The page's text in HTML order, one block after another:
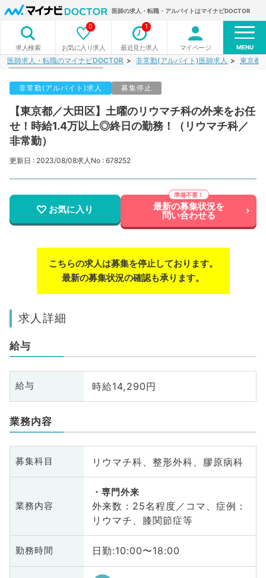
医師の求人・転職・アルバイトはマイナビDOCTOR
求人検索 お気に入り求人
0
最近見た求人
1
マイページ MENU
医師求人・転職のマイナビDOCTOR 非常勤(アルバイト)医師求人 東京都
非常勤(アルバイト)求人 募集停止
【東京都／大田区】土曜のリウマチ科の外来をお任
せ！時給1.4万以上◎終日の勤務！（リウマチ科／
非常勤）
更新日 : 2023/08/08求人No : 678252
お気に入り 最新の募集状況を
問い合わせる
こちらの求人は募集を停止しております。
最新の募集状況の確認も承ります。
求人詳細
給与
給与 時給14,290円
業務内容
募集科目 リウマチ科、整形外科、膠原病科
業務内容
専門外来
外来数：25名程度／コマ、症例：
リウマチ、膝関節症等
勤務時間 日勤:10:00〜18:00